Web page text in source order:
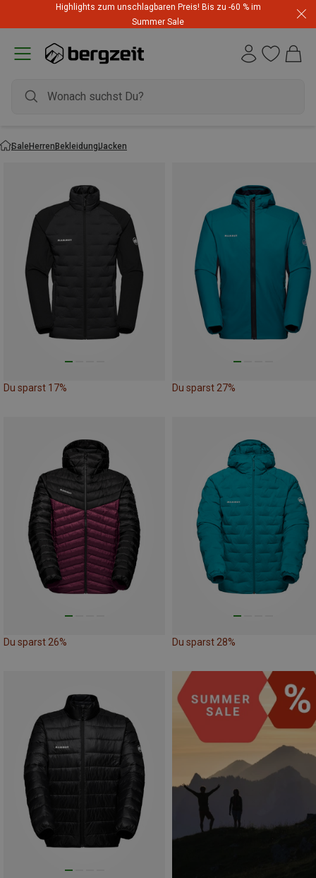
Highlights zum unschlagbaren Preis! Bis zu -60 % im
Summer Sale
SaleHerrenBekleidungJacken
Du sparst 17% Du sparst 27%
Du sparst 26% Du sparst 28%